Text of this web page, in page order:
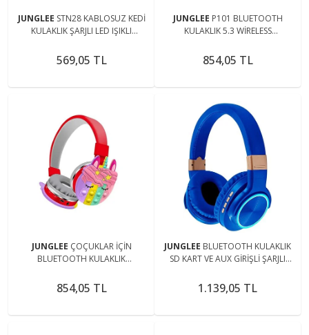
JUNGLEE STN28 KABLOSUZ KEDİ
KULAKLIK ŞARJLI LED IŞIKLI
KART
569,05 TL
JUNGLEE P101 BLUETOOTH
KULAKLIK 5.3 WİRELESS
IŞIKLI FM RADYO SD KART TYPE C
ŞARJ
854,05 TL
JUNGLEE ÇOÇUKLAR İÇİN
BLUETOOTH KULAKLIK
ŞARJLI KABLOSUZ KULAKLIK
854,05 TL
JUNGLEE BLUETOOTH KULAKLIK
SD KART VE AUX GİRİŞLİ ŞARJLI
MİKROFONLU FM RADYOLU
SUPER BASS
1.139,05 TL